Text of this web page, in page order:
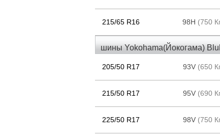
215/65 R16 98H (750
шины Yokohama(Йокогама)
205/50 R17 93V (650
215/50 R17 95V (690
225/50 R17 98V (750